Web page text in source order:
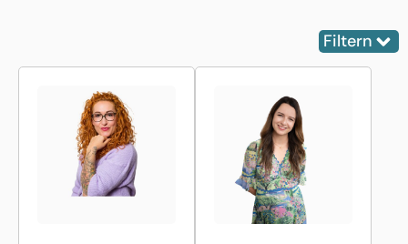
Filtern